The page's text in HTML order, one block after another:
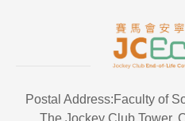
Postal Address:Faculty of